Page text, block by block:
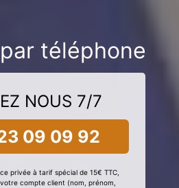
téléphone
NOUS 7/7
09 09 92
privée à tarif spécial de 15€ TTC,
compte client (nom, prénom,